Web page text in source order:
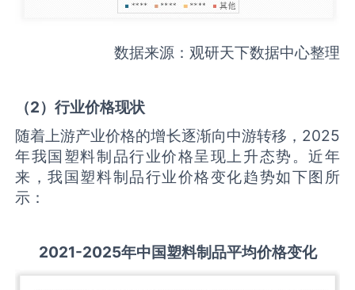
数据来源：观研天下数据中心整理
（2）行业价格现状
随着上游产业价格的增长逐渐向中游转移，2025
年我国塑料制品行业价格呈现上升态势。近年
来，我国塑料制品行业价格变化趋势如下图所
示：
2021-2025年中国塑料制品平均价格变化